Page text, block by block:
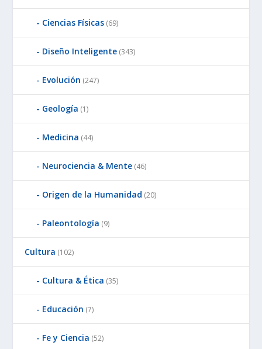
Ciencias Físicas (69)
Diseño Inteligente (343)
Evolución (247)
Geología (1)
Medicina (44)
Neurociencia & Mente (46)
Origen de la Humanidad (20)
Paleontología (9)
Cultura (102)
Cultura & Ética (35)
Educación (7)
Fe y Ciencia (52)